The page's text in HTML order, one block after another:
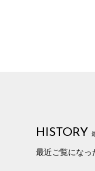
HISTORY
最近ご覧になっ